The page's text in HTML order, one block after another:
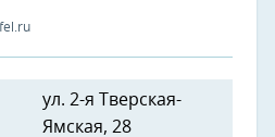
ул. 2-я Тверская-
Ямская, 28